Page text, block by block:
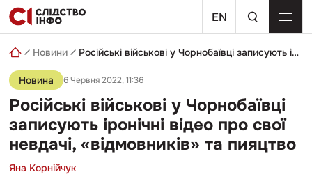
Skip
to
content
EN
пошуковий
запит
Новини Російські військові у Чорнобаївці записують іронічні відео про свої невдачі, «відмовників» та пияцтво
Новина 6 Червня 2022, 11:36
Російські військові у Чорнобаївці
записують іронічні відео про свої
невдачі, «відмовників» та пияцтво
Яна Корнійчук